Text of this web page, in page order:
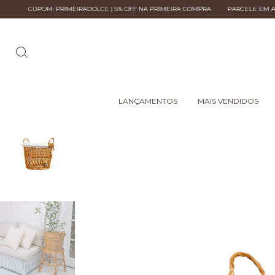
| 5% OFF NA PRIMEIRA COMPRA PARCELE EM ATÉ 6X SEM
LANÇAMENTOS MAIS VENDIDOS